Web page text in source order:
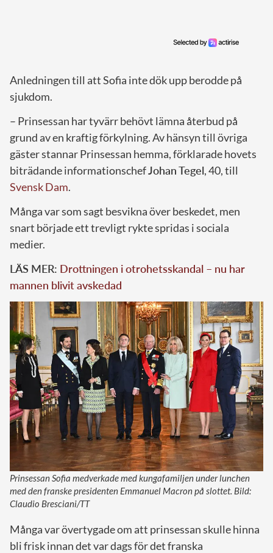
Anledningen till att Sofia inte dök upp berodde på
sjukdom.
– Prinsessan har tyvärr behövt lämna återbud på
grund av en kraftig förkylning. Av hänsyn till övriga
gäster stannar Prinsessan hemma, förklarade hovets
biträdande informationschefJohan Tegel, 40, till
Svensk Dam.
Många var som sagt besvikna över beskedet, men
snart började ett trevligt rykte spridas i sociala
medier.
LÄS MER: Drottningen i otrohetsskandal – nu har
mannen blivit avskedad
Prinsessan Sofia medverkade med kungafamiljen under lunchen
med den franske presidenten Emmanuel Macron på slottet. Bild:
Claudio Bresciani/TT
Många var övertygade om att prinsessan skulle hinna
bli frisk innan det var dags för det franska